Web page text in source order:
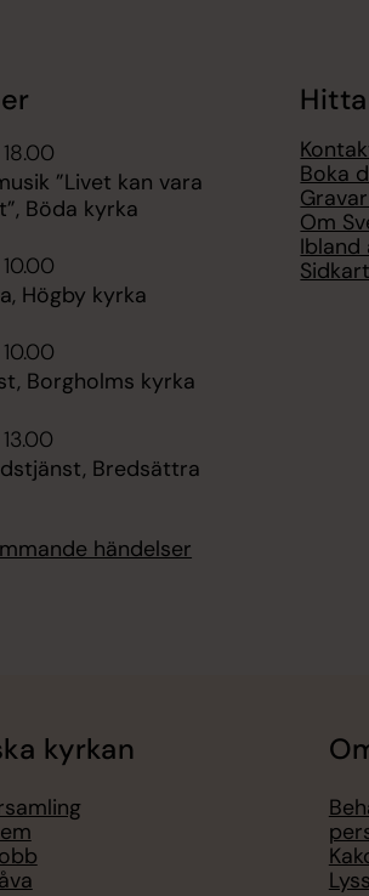
”Livet kan vara
Böda kyrka
Högby kyrka
Borgholms kyrka
Bredsättra
händelser
Boka
Om
Ibland
kyrkan